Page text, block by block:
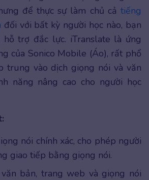
để thực sự làm chủ cả tiếng
đối với bất kỳ người học nào, bạn
hỗ trợ đắc lực. iTranslate là ứng
của Sonico Mobile (Áo), rất phổ
trung vào dịch giọng nói và văn
năng nâng cao cho người học
nói chính xác, cho phép người
giao tiếp bằng giọng nói.
bản, trang web và giọng nói